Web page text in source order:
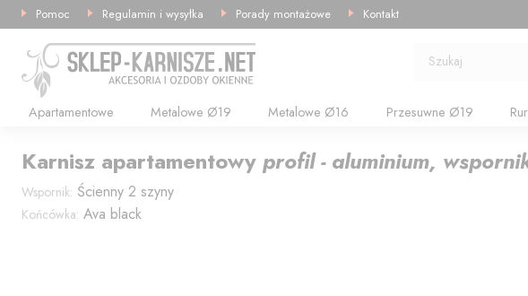
Szukaj
Apartamentowe Metalowe Ø19 Metalowe Ø16 Przesuwne Ø19
Pomoc Regulamin i wysyłka Porady montażowe Kontakt
Karnisz apartamentowy profil - aluminium,
Wspornik: Ścienny 2 szyny
Końcówka: Ava black